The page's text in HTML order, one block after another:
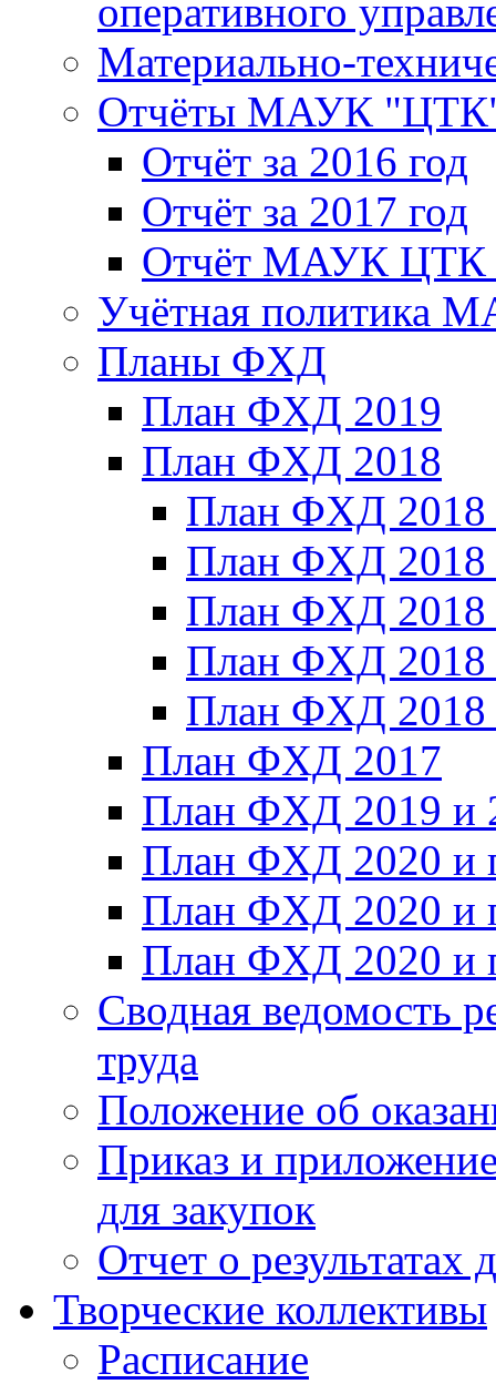
оперативного
Материально-
Отчёты МАУК
Отчёт за 2016 год
Отчёт за 2017 год
Отчёт МАУК ЦТК
Учётная политика
Планы ФХД
План ФХД 2019
План ФХД 2018
План ФХД
План ФХД
План ФХД
План ФХД
План ФХД
План ФХД 2017
План ФХД 2019 и
План ФХД 2020 и
План ФХД 2020 и
План ФХД 2020 и
Сводная ведомость
труда
Положение об
Приказ и
для закупок
Отчет о результатах
Творческие коллективы
Расписание